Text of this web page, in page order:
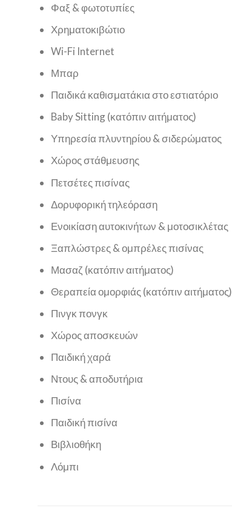
Φαξ & φωτοτυπίες
Χρηματοκιβώτιο
Wi-Fi Internet
Μπαρ
Παιδικά καθισματάκια στο εστιατόριο
Baby Sitting (κατόπιν αιτήματος)
Υπηρεσία πλυντηρίου & σιδερώματος
Χώρος στάθμευσης
Πετσέτες πισίνας
Δορυφορική τηλεόραση
Ενοικίαση αυτοκινήτων & μοτοσικλέτας
Ξαπλώστρες & ομπρέλες πισίνας
Μασαζ (κατόπιν αιτήματος)
Θεραπεία ομορφιάς (κατόπιν αιτήματος)
Πινγκ πονγκ
Χώρος αποσκευών
Παιδική χαρά
Ντους & αποδυτήρια
Πισίνα
Παιδική πισίνα
Βιβλιοθήκη
Λόμπι